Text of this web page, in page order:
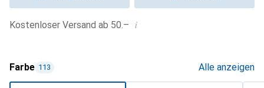
Kostenloser Versand ab 50.– i
Farbe 113 Alle anzeigen